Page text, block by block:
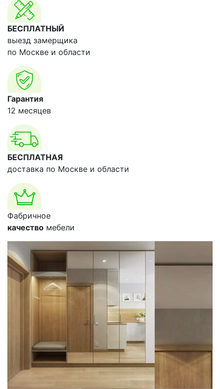
БЕСПЛАТНЫЙ
выезд замерщика
по Москве и области
Гарантия
12 месяцев
БЕСПЛАТНАЯ
доставка по Москве и области
Фабричное
качество мебели